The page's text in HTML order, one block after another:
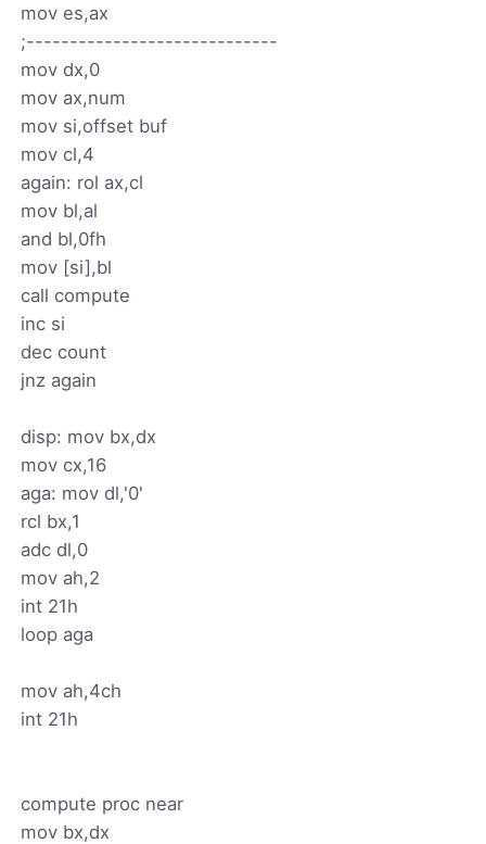
mov es,ax
;-----------------------------
mov dx,0
mov ax,num
mov si,offset buf
mov cl,4
again: rol ax,cl
mov bl,al
and bl,0fh
mov [si],bl
call compute
inc si
dec count
jnz again
disp: mov bx,dx
mov cx,16
aga: mov dl,'0'
rcl bx,1
adc dl,0
mov ah,2
int 21h
loop aga
mov ah,4ch
int 21h
compute proc near
mov bx,dx